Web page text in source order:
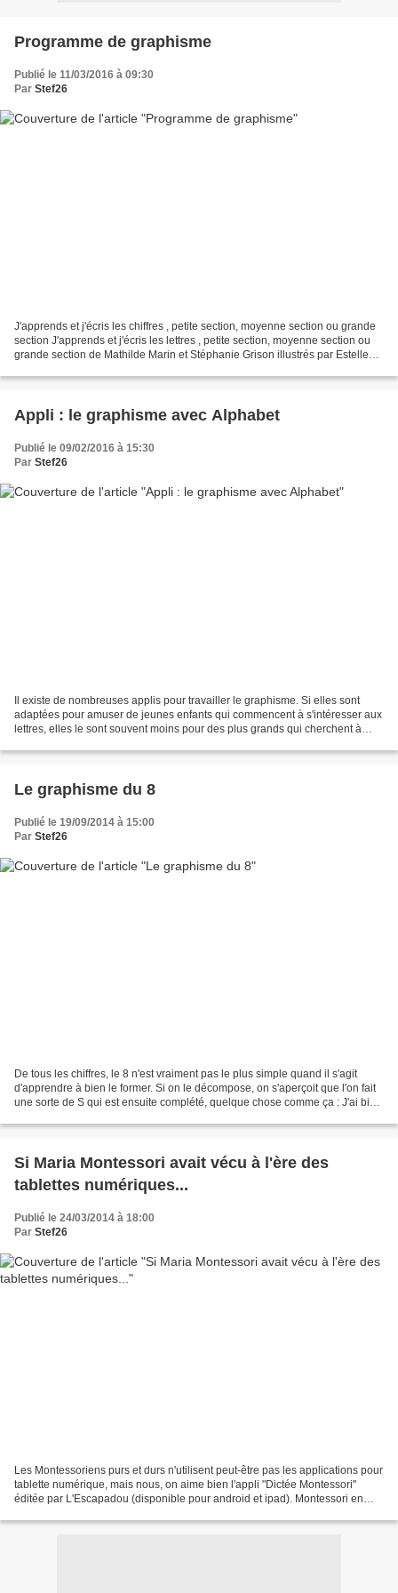
Programme de graphisme
Publié le 11/03/2016 à 09:30
Par Stef26
J'apprends et j'écris les chiffres , petite section, moyenne section ou grande
section J'apprends et j'écris les lettres , petite section, moyenne section ou
grande section de Mathilde Marin et Stéphanie Grison illustrés par Estelle
Appli : le graphisme avec Alphabet
Publié le 09/02/2016 à 15:30
Par Stef26
Il existe de nombreuses applis pour travailler le graphisme. Si elles sont
adaptées pour amuser de jeunes enfants qui commencent à s'intéresser aux
lettres, elles le sont souvent moins pour des plus grands qui cherchent à
Le graphisme du 8
Publié le 19/09/2014 à 15:00
Par Stef26
De tous les chiffres, le 8 n'est vraiment pas le plus simple quand il s'agit
d'apprendre à bien le former. Si on le décompose, on s'aperçoit que l'on fait
une sorte de S qui est ensuite complété, quelque chose comme ça : J'ai bien
Si Maria Montessori avait vécu à l'ère des
tablettes numériques...
Publié le 24/03/2014 à 18:00
Par Stef26
Les Montessoriens purs et durs n'utilisent peut-être pas les applications pour
tablette numérique, mais nous, on aime bien l'appli "Dictée Montessori"
éditée par L'Escapadou (disponible pour android et ipad). Montessori en